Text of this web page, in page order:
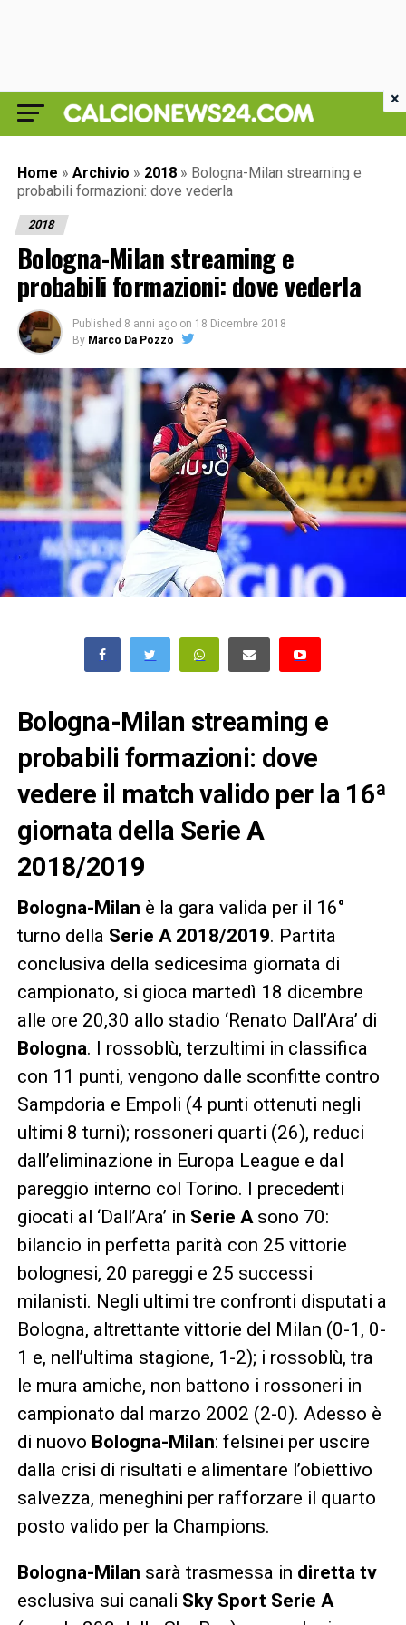
Home » Archivio » 2018 » Bologna-Milan streaming e
probabili formazioni: dove vederla
2018
Bologna-Milan streaming e
probabili formazioni: dove vederla
Published 8 anni ago on 18 Dicembre 2018
By Marco Da Pozzo
Bologna-Milan streaming e
probabili formazioni: dove
vedere il match valido per la 16ª
giornata della Serie A
2018/2019
Bologna-Milan è la gara valida per il 16°
turno della Serie A 2018/2019. Partita
conclusiva della sedicesima giornata di
campionato, si gioca martedì 18 dicembre
alle ore 20,30 allo stadio ‘Renato Dall’Ara’ di
Bologna. I rossoblù, terzultimi in classifica
con 11 punti, vengono dalle sconfitte contro
Sampdoria e Empoli (4 punti ottenuti negli
ultimi 8 turni); rossoneri quarti (26), reduci
dall’eliminazione in Europa League e dal
pareggio interno col Torino. I precedenti
giocati al ‘Dall’Ara’ in Serie Asono 70:
bilancio in perfetta parità con 25 vittorie
bolognesi, 20 pareggi e 25 successi
milanisti. Negli ultimi tre confronti disputati a
Bologna, altrettante vittorie del Milan (0-1, 0-
1 e, nell’ultima stagione, 1-2); i rossoblù, tra
le mura amiche, non battono i rossoneri in
campionato dal marzo 2002 (2-0). Adesso è
di nuovo Bologna-Milan: felsinei per uscire
dalla crisi di risultati e alimentare l’obiettivo
salvezza, meneghini per rafforzare il quarto
posto valido per la Champions.
Bologna-Milan sarà trasmessa in diretta tv
esclusiva sui canali Sky Sport Serie A
×